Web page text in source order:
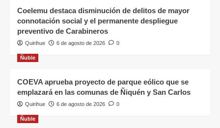
Coelemu destaca disminución de delitos de mayor
connotación social y el permanente despliegue
preventivo de Carabineros
Quirihue 6 de agosto de 2026 0
Ñuble
COEVA aprueba proyecto de parque eólico que se
emplazará en las comunas de Ñiquén y San Carlos
Quirihue 6 de agosto de 2026 0
Ñuble